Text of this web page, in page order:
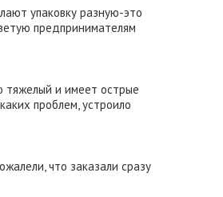
упаковку разную-это
предпринимателям
тяжелый и имеет острые
проблем, устроило
что заказали сразу